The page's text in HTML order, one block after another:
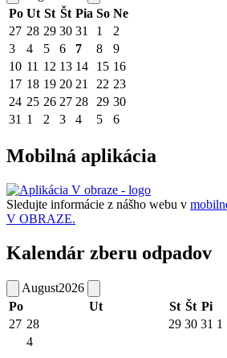
Po Ut St Št Pia So Ne
27 28 29 30 31 1
2
3
4 5 6 7 8
9
10 11 12 13 14 15 16
17 18 19 20 21 22 23
24 25 26 27 28 29 30
31 1 2 3 4 5 6
Mobilná aplikácia
Sledujte informácie z nášho webu v
V OBRAZE.
Kalendár zberu odpadov
August2026
Po
Ut St Št Pi
27 28 29 30 31 1
4